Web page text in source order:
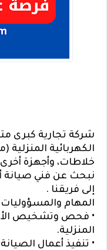
شركة تجارية كبرى
الكهربائية
خلاطات، وأجهزة
نبحث عن فني صيانة
إلى فريقنا .
المهام
• فحص وتشخيص
المنزلية.
• تنفيذ أعمال